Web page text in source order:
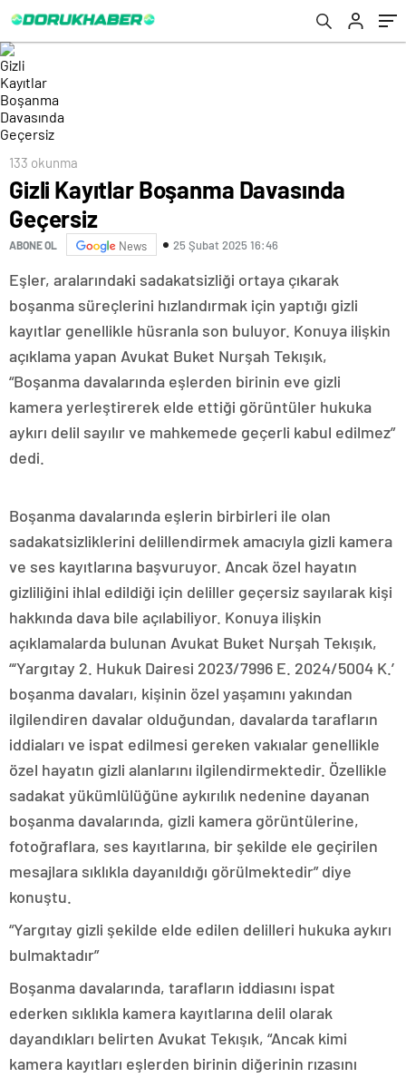
133 okunma
Gizli Kayıtlar Boşanma Davasında
Geçersiz
ABONE OL News 25 Şubat 2025 16:46
Eşler, aralarındaki sadakatsizliği ortaya çıkarak
boşanma süreçlerini hızlandırmak için yaptığı gizli
kayıtlar genellikle hüsranla son buluyor. Konuya ilişkin
açıklama yapan Avukat Buket Nurşah Tekışık,
“Boşanma davalarında eşlerden birinin eve gizli
kamera yerleştirerek elde ettiği görüntüler hukuka
aykırı delil sayılır ve mahkemede geçerli kabul edilmez”
dedi.
Boşanma davalarında eşlerin birbirleri ile olan
sadakatsizliklerini delillendirmek amacıyla gizli kamera
ve ses kayıtlarına başvuruyor. Ancak özel hayatın
gizliliğini ihlal edildiği için deliller geçersiz sayılarak kişi
hakkında dava bile açılabiliyor. Konuya ilişkin
açıklamalarda bulunan Avukat Buket Nurşah Tekışık,
“‘Yargıtay 2. Hukuk Dairesi 2023/7996 E. 2024/5004 K.’
boşanma davaları, kişinin özel yaşamını yakından
ilgilendiren davalar olduğundan, davalarda tarafların
iddiaları ve ispat edilmesi gereken vakıalar genellikle
özel hayatın gizli alanlarını ilgilendirmektedir. Özellikle
sadakat yükümlülüğüne aykırılık nedenine dayanan
boşanma davalarında, gizli kamera görüntülerine,
fotoğraflara, ses kayıtlarına, bir şekilde ele geçirilen
mesajlara sıklıkla dayanıldığı görülmektedir” diye
konuştu.
“Yargıtay gizli şekilde elde edilen delilleri hukuka aykırı
bulmaktadır”
Boşanma davalarında, tarafların iddiasını ispat
ederken sıklıkla kamera kayıtlarına delil olarak
dayandıkları belirten Avukat Tekışık, “Ancak kimi
kamera kayıtları eşlerden birinin diğerinin rızasını